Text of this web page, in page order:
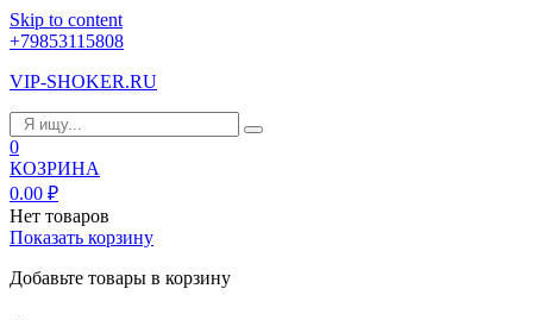
Skip to content
+79853115808
VIP-SHOKER.RU
0
КОЗРИНА
0.00 ₽
Нет товаров
Показать корзину
Добавьте товары в корзину